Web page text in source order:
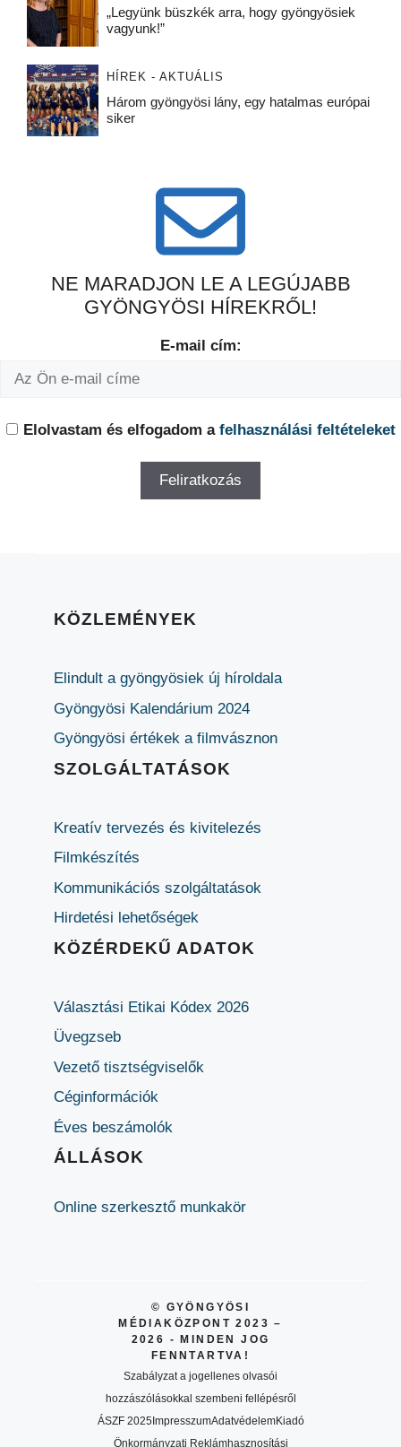
„Legyünk büszkék arra, hogy gyöngyösiek
vagyunk!”
HÍREK - AKTUÁLIS
Három gyöngyösi lány, egy hatalmas európai
siker
NE MARADJON LE A LEGÚJABB
GYÖNGYÖSI HÍREKRŐL!
E-mail cím:
Elolvastam és elfogadom a felhasználási feltételeket
KÖZLEMÉNYEK
Elindult a gyöngyösiek új híroldala
Gyöngyösi Kalendárium 2024
Gyöngyösi értékek a filmvásznon
SZOLGÁLTATÁSOK
Kreatív tervezés és kivitelezés
Filmkészítés
Kommunikációs szolgáltatások
Hirdetési lehetőségek
KÖZÉRDEKŰ ADATOK
Választási Etikai Kódex 2026
Üvegzseb
Vezető tisztségviselők
Céginformációk
Éves beszámolók
ÁLLÁSOK
Online szerkesztő munkakör
© GYÖNGYÖSI
MÉDIAKÖZPONT 2023 –
2026 - MINDEN JOG
FENNTARTVA!
Szabályzat a jogellenes olvasói
hozzászólásokkal szembeni fellépésről
ÁSZF 2025ImpresszumAdatvédelemKiadó
Önkormányzati Reklámhasznosítási